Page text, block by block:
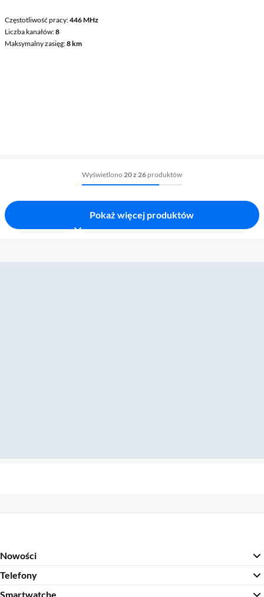
Częstotliwość pracy 446 MHz
Liczba kanałów 8
Maksymalny zasięg 8 km
Wyświetlono 20 z 26 produktów
Pokaż więcej produktów
Nowości
Telefony
Smartwatche